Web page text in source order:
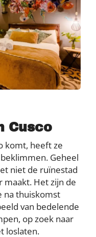
Cusco
komt, heeft ze
Geheel
niet de ruïnestad
maakt. Het zijn de
na thuiskomst
van bedelende
op zoek naar
loslaten.